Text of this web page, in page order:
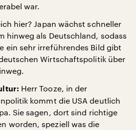
war.
hier? Japan wächst schneller
hinweg als Deutschland, sodass
ein sehr irreführendes Bild gibt
Wirtschaftspolitik über
Herr Tooze, in der
kommt die USA deutlich
Sie sagen, dort sind richtige
worden, speziell was die